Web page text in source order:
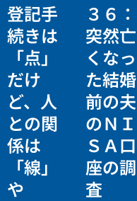
登記手
続きは
「点」
だけ
ど、人
との関
係は
「線」
や
３６：
突然亡
くなっ
た結婚
前の夫
のＮＩ
ＳＡ口
座の調
査